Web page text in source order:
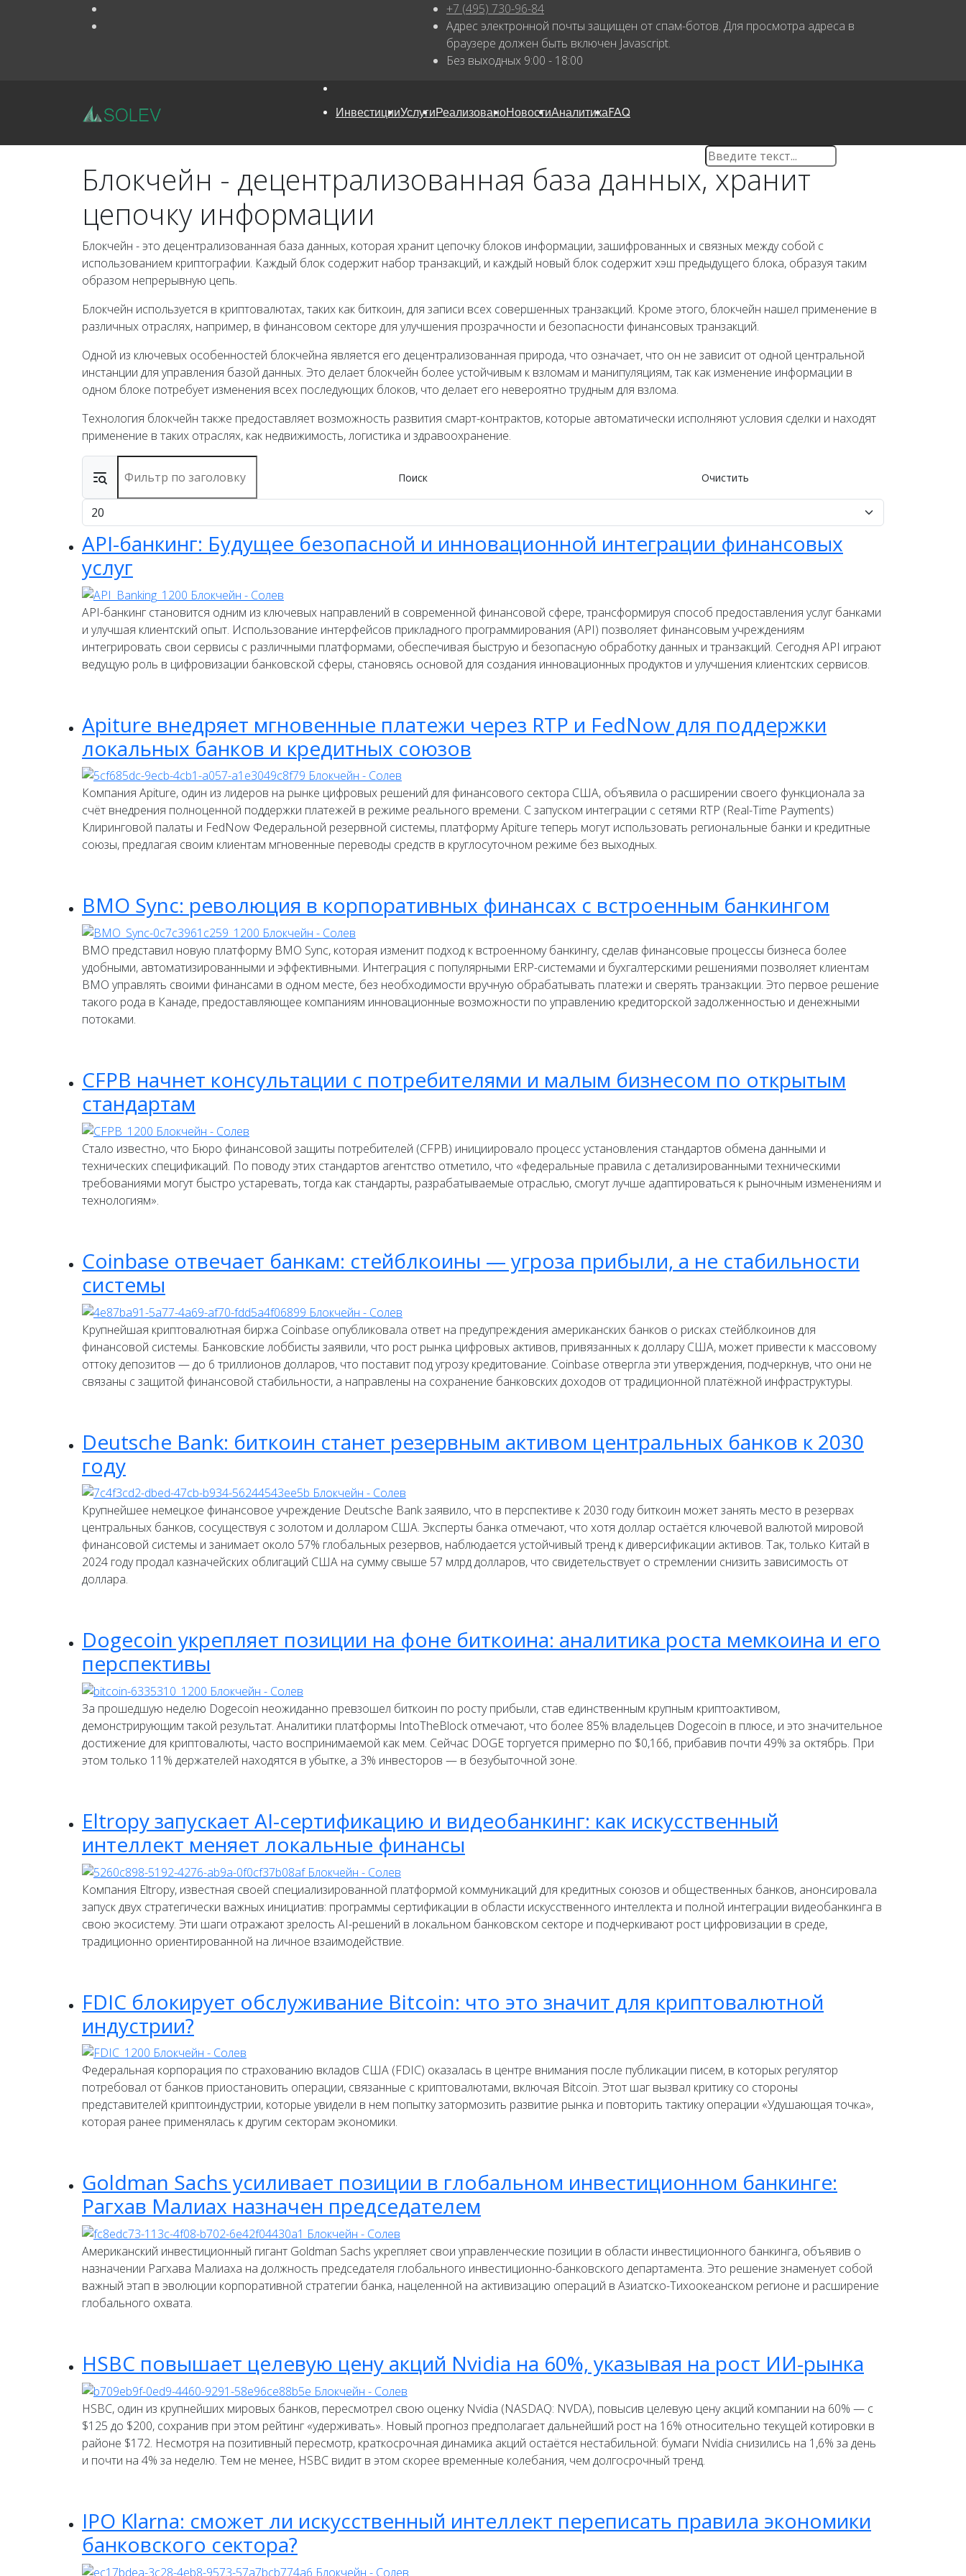
+7 (495) 730-96-84
Адрес электронной почты защищен от спам-ботов. Для просмотра адреса в
браузере должен быть включен Javascript.
Без выходных 9:00 - 18:00
ИнвестицииУслугиРеализованоНовостиАналитикаFAQ
Блокчейн - децентрализованная база данных, хранит
цепочку информации
Блокчейн - это децентрализованная база данных, которая хранит цепочку блоков информации, зашифрованных и связных между собой с
использованием криптографии. Каждый блок содержит набор транзакций, и каждый новый блок содержит хэш предыдущего блока, образуя таким
образом непрерывную цепь.
Блокчейн используется в криптовалютах, таких как биткоин, для записи всех совершенных транзакций. Кроме этого, блокчейн нашел применение в
различных отраслях, например, в финансовом секторе для улучшения прозрачности и безопасности финансовых транзакций.
Одной из ключевых особенностей блокчейна является его децентрализованная природа, что означает, что он не зависит от одной центральной
инстанции для управления базой данных. Это делает блокчейн более устойчивым к взломам и манипуляциям, так как изменение информации в
одном блоке потребует изменения всех последующих блоков, что делает его невероятно трудным для взлома.
Технология блокчейн также предоставляет возможность развития смарт-контрактов, которые автоматически исполняют условия сделки и находят
применение в таких отраслях, как недвижимость, логистика и здравоохранение.
Поиск Очистить
Кол-во строк:
API-банкинг: Будущее безопасной и инновационной интеграции финансовых
услуг
API-банкинг становится одним из ключевых направлений в современной финансовой сфере, трансформируя способ предоставления услуг банками
и улучшая клиентский опыт. Использование интерфейсов прикладного программирования (API) позволяет финансовым учреждениям
интегрировать свои сервисы с различными платформами, обеспечивая быструю и безопасную обработку данных и транзакций. Сегодня API играют
ведущую роль в цифровизации банковской сферы, становясь основой для создания инновационных продуктов и улучшения клиентских сервисов.
Apiture внедряет мгновенные платежи через RTP и FedNow для поддержки
локальных банков и кредитных союзов
Компания Apiture, один из лидеров на рынке цифровых решений для финансового сектора США, объявила о расширении своего функционала за
счёт внедрения полноценной поддержки платежей в режиме реального времени. С запуском интеграции с сетями RTP (Real-Time Payments)
Клиринговой палаты и FedNow Федеральной резервной системы, платформу Apiture теперь могут использовать региональные банки и кредитные
союзы, предлагая своим клиентам мгновенные переводы средств в круглосуточном режиме без выходных.
BMO Sync: революция в корпоративных финансах с встроенным банкингом
BMO представил новую платформу BMO Sync, которая изменит подход к встроенному банкингу, сделав финансовые процессы бизнеса более
удобными, автоматизированными и эффективными. Интеграция с популярными ERP-системами и бухгалтерскими решениями позволяет клиентам
BMO управлять своими финансами в одном месте, без необходимости вручную обрабатывать платежи и сверять транзакции. Это первое решение
такого рода в Канаде, предоставляющее компаниям инновационные возможности по управлению кредиторской задолженностью и денежными
потоками.
CFPB начнет консультации с потребителями и малым бизнесом по открытым
стандартам
Стало известно, что Бюро финансовой защиты потребителей (CFPB) инициировало процесс установления стандартов обмена данными и
технических спецификаций. По поводу этих стандартов агентство отметило, что «федеральные правила с детализированными техническими
требованиями могут быстро устаревать, тогда как стандарты, разрабатываемые отраслью, смогут лучше адаптироваться к рыночным изменениям и
технологиям».
Coinbase отвечает банкам: стейблкоины — угроза прибыли, а не стабильности
системы
Крупнейшая криптовалютная биржа Coinbase опубликовала ответ на предупреждения американских банков о рисках стейблкоинов для
финансовой системы. Банковские лоббисты заявили, что рост рынка цифровых активов, привязанных к доллару США, может привести к массовому
оттоку депозитов — до 6 триллионов долларов, что поставит под угрозу кредитование. Coinbase отвергла эти утверждения, подчеркнув, что они не
связаны с защитой финансовой стабильности, а направлены на сохранение банковских доходов от традиционной платёжной инфраструктуры.
Deutsche Bank: биткоин станет резервным активом центральных банков к 2030
году
Крупнейшее немецкое финансовое учреждение Deutsche Bank заявило, что в перспективе к 2030 году биткоин может занять место в резервах
центральных банков, сосуществуя с золотом и долларом США. Эксперты банка отмечают, что хотя доллар остаётся ключевой валютой мировой
финансовой системы и занимает около 57% глобальных резервов, наблюдается устойчивый тренд к диверсификации активов. Так, только Китай в
2024 году продал казначейских облигаций США на сумму свыше 57 млрд долларов, что свидетельствует о стремлении снизить зависимость от
доллара.
Dogecoin укрепляет позиции на фоне биткоина: аналитика роста мемкоина и его
перспективы
За прошедшую неделю Dogecoin неожиданно превзошел биткоин по росту прибыли, став единственным крупным криптоактивом,
демонстрирующим такой результат. Аналитики платформы IntoTheBlock отмечают, что более 85% владельцев Dogecoin в плюсе, и это значительное
достижение для криптовалюты, часто воспринимаемой как мем. Сейчас DOGE торгуется примерно по $0,166, прибавив почти 49% за октябрь. При
этом только 11% держателей находятся в убытке, а 3% инвесторов — в безубыточной зоне.
Eltropy запускает AI-сертификацию и видеобанкинг: как искусственный
интеллект меняет локальные финансы
Компания Eltropy, известная своей специализированной платформой коммуникаций для кредитных союзов и общественных банков, анонсировала
запуск двух стратегически важных инициатив: программы сертификации в области искусственного интеллекта и полной интеграции видеобанкинга в
свою экосистему. Эти шаги отражают зрелость AI-решений в локальном банковском секторе и подчеркивают рост цифровизации в среде,
традиционно ориентированной на личное взаимодействие.
FDIC блокирует обслуживание Bitcoin: что это значит для криптовалютной
индустрии?
Федеральная корпорация по страхованию вкладов США (FDIC) оказалась в центре внимания после публикации писем, в которых регулятор
потребовал от банков приостановить операции, связанные с криптовалютами, включая Bitcoin. Этот шаг вызвал критику со стороны
представителей криптоиндустрии, которые увидели в нем попытку затормозить развитие рынка и повторить тактику операции «Удушающая точка»,
которая ранее применялась к другим секторам экономики.
Goldman Sachs усиливает позиции в глобальном инвестиционном банкинге:
Рагхав Малиах назначен председателем
Американский инвестиционный гигант Goldman Sachs укрепляет свои управленческие позиции в области инвестиционного банкинга, объявив о
назначении Рагхава Малиаха на должность председателя глобального инвестиционно-банковского департамента. Это решение знаменует собой
важный этап в эволюции корпоративной стратегии банка, нацеленной на активизацию операций в Азиатско-Тихоокеанском регионе и расширение
глобального охвата.
HSBC повышает целевую цену акций Nvidia на 60%, указывая на рост ИИ-рынка
HSBC, один из крупнейших мировых банков, пересмотрел свою оценку Nvidia (NASDAQ: NVDA), повысив целевую цену акций компании на 60% — с
$125 до $200, сохранив при этом рейтинг «удерживать». Новый прогноз предполагает дальнейший рост на 16% относительно текущей котировки в
районе $172. Несмотря на позитивный пересмотр, краткосрочная динамика акций остаётся нестабильной: бумаги Nvidia снизились на 1,6% за день
и почти на 4% за неделю. Тем не менее, HSBC видит в этом скорее временные колебания, чем долгосрочный тренд.
IPO Klarna: сможет ли искусственный интеллект переписать правила экономики
банковского сектора?